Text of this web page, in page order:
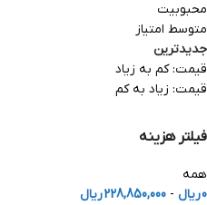
محبوبیت
متوسط امتیاز
جدیدترین
قیمت: کم به زیاد
قیمت: زیاد به کم
فیلتر هزینه
همه
0ریال -
228,850,000ریال